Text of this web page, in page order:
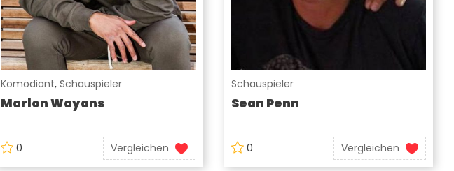
Komödiant, Schauspieler
Marlon Wayans
0 Vergleichen
Schauspieler
Sean Penn
0 Vergleichen